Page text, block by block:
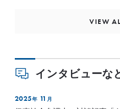
VIEW
インタビューな
2025 年 11 月